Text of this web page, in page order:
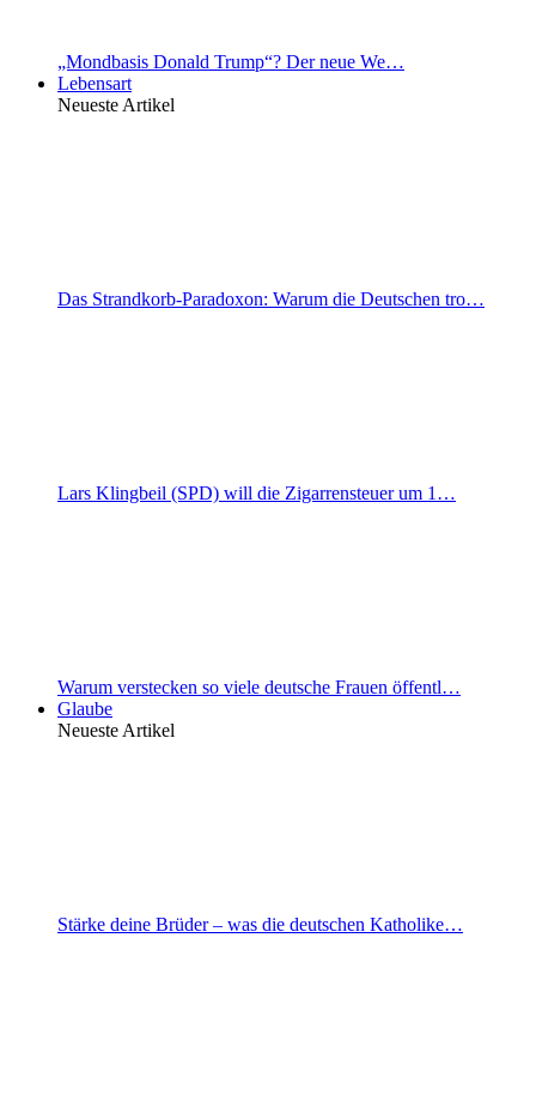
„Mondbasis Donald Trump“? Der neue We…
Lebensart
Neueste Artikel
Das Strandkorb-Paradoxon: Warum die Deutschen tro…
Lars Klingbeil (SPD) will die Zigarrensteuer um 1…
Warum verstecken so viele deutsche Frauen öffentl…
Glaube
Neueste Artikel
Stärke deine Brüder – was die deutschen Katholike…